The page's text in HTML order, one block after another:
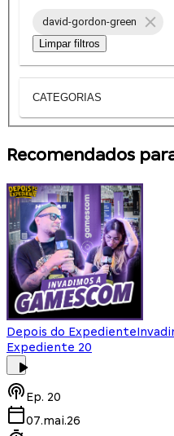
david-gordon-green
Limpar filtros
CATEGORIAS
Recomendados
Depois do Expediente
Expediente 20
Ep. 20
07.mai.26